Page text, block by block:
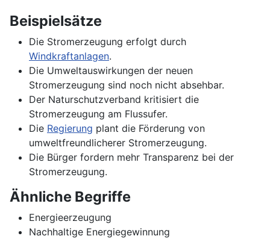
Beispielsätze
Die Stromerzeugung erfolgt durch
Windkraftanlagen.
Die Umweltauswirkungen der neuen
Stromerzeugung sind noch nicht absehbar.
Der Naturschutzverband kritisiert die
Stromerzeugung am Flussufer.
Die Regierung plant die Förderung von
umweltfreundlicherer Stromerzeugung.
Die Bürger fordern mehr Transparenz bei der
Stromerzeugung.
Ähnliche Begriffe
Energieerzeugung
Nachhaltige Energiegewinnung